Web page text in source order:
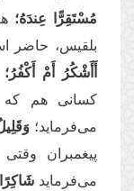
مُسْتَقِرًّا عِندَهُ؛
بلقیس، حاضر
أَأَشْكُرُ أَمْ أَكْفُرُ؛
کسانی هم که
می‌فرماید؛
پیغمبران
می‌فرماید